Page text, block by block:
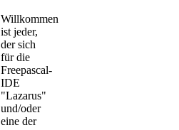
Willkommen
ist jeder,
der sich
für die
Freepascal-
IDE
"Lazarus"
und/oder
eine der